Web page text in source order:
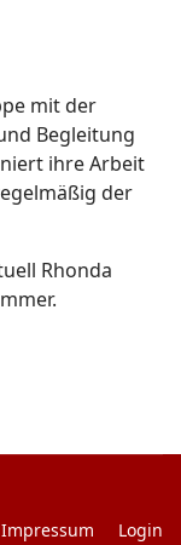
mit der
Begleitung
ihre Arbeit
der
Rhonda
Impressum Login